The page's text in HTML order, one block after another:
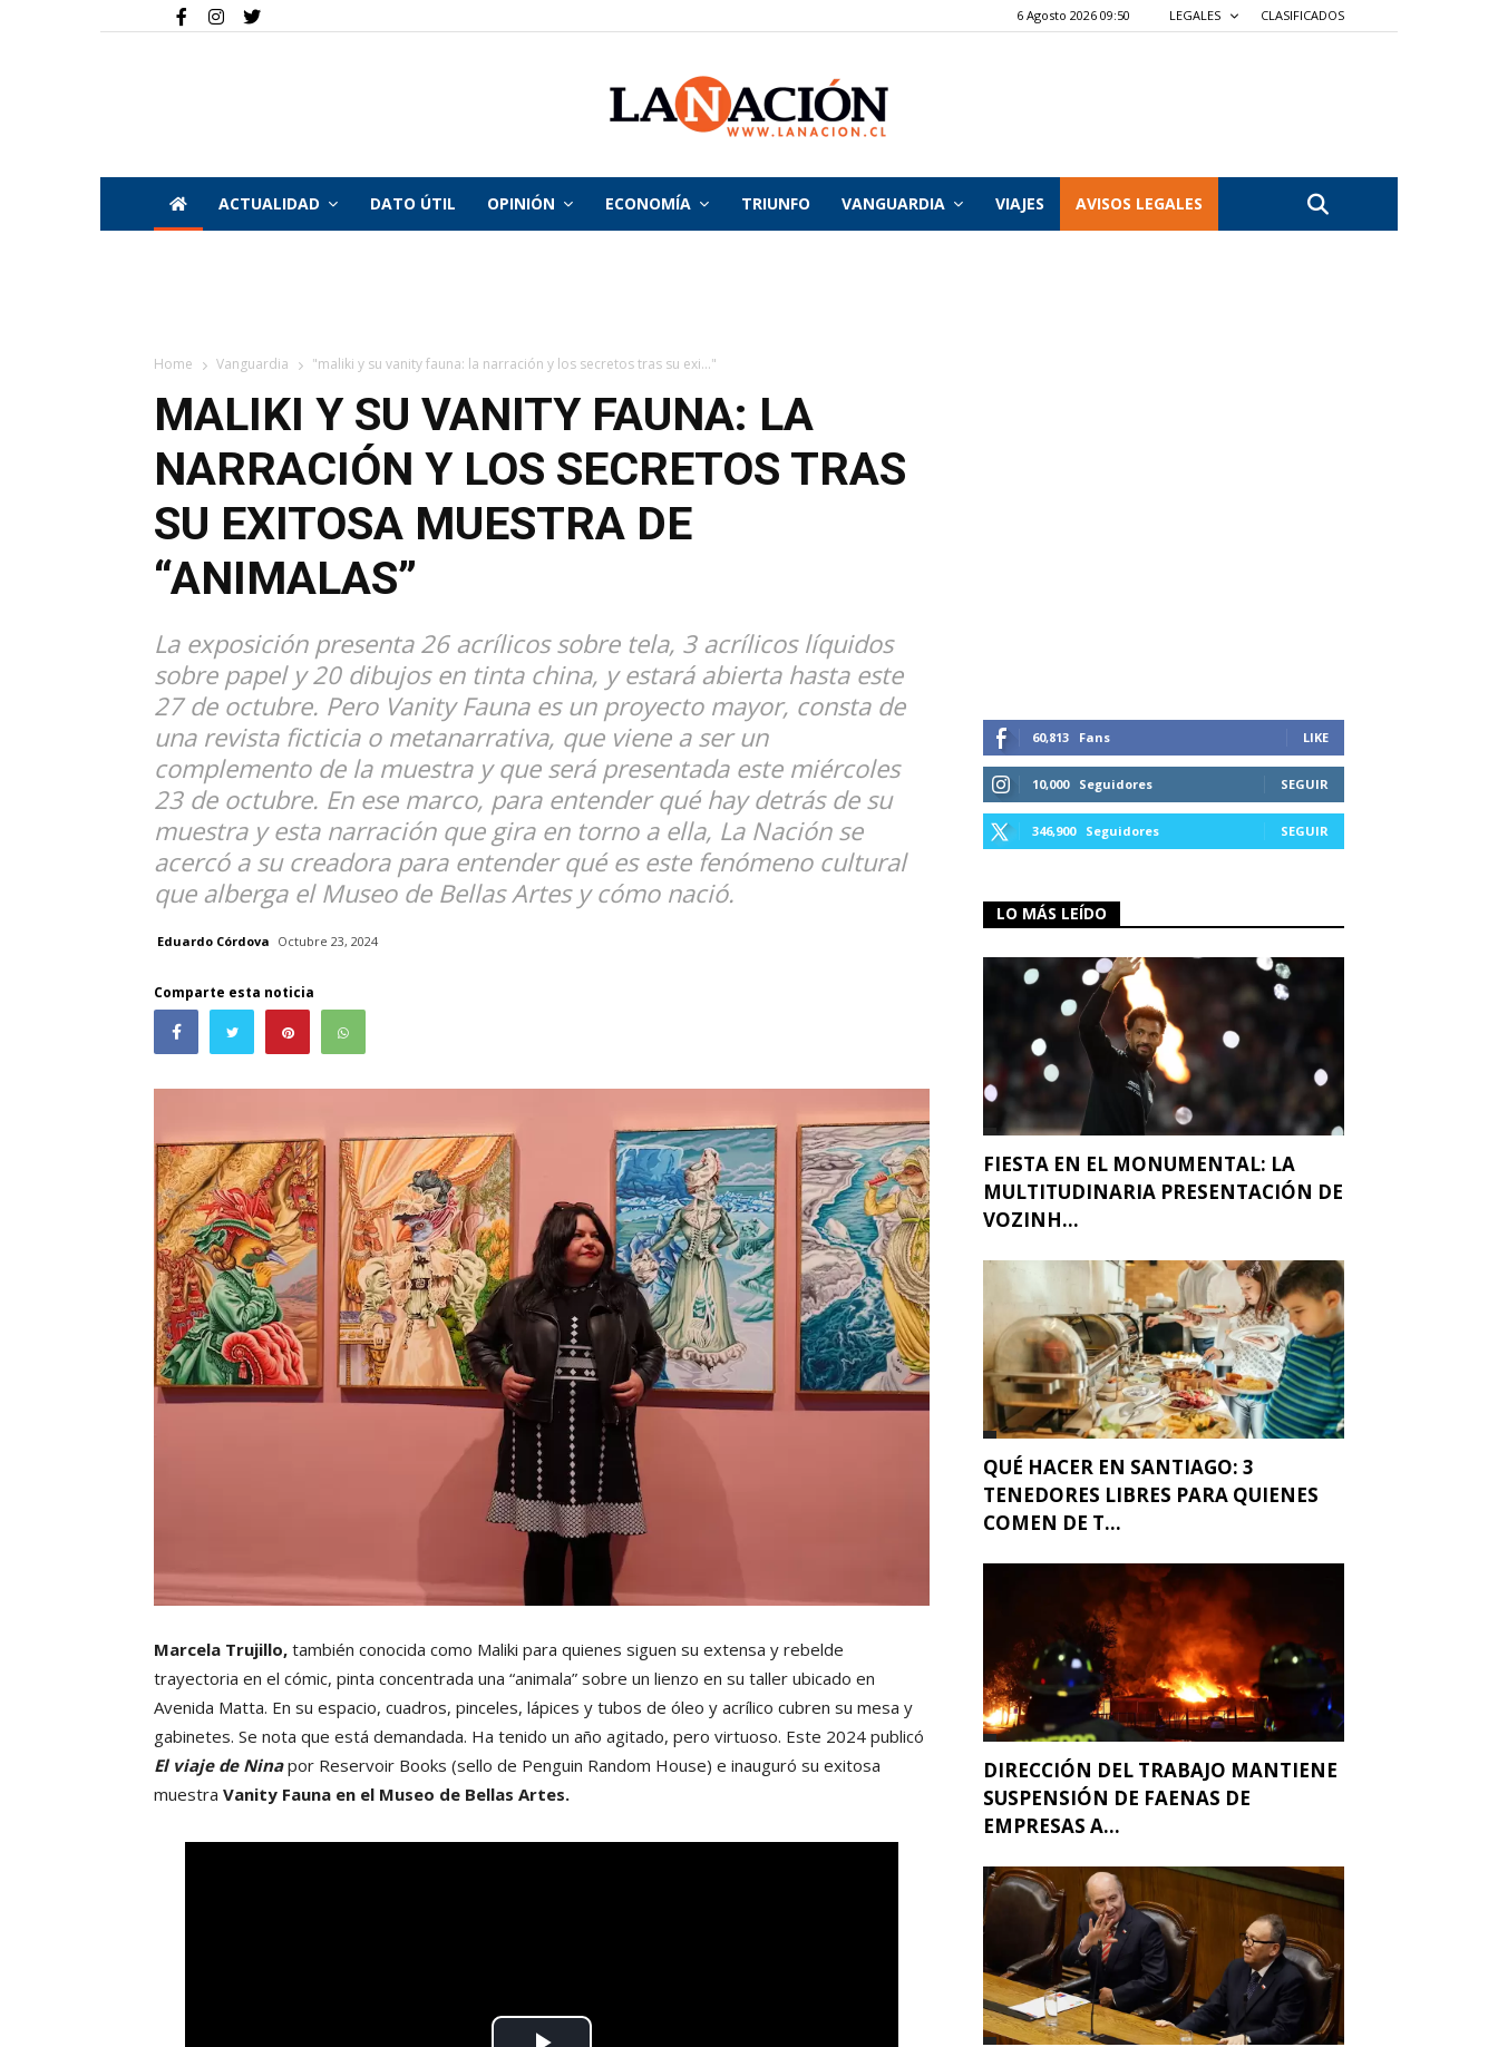
6 Agosto 2026 09:50 LEGALES CLASIFICADOS
La
ACTUALIDAD DATO ÚTIL OPINIÓN ECONOMÍA TRIUNFO VANGUARDIA VIAJES AVISOS LEGALES
Home Vanguardia "maliki y su vanity fauna: la narración y los secretos tras su exi..."
MALIKI Y SU VANITY FAUNA: LA
NARRACIÓN Y LOS SECRETOS TRAS
SU EXITOSA MUESTRA DE
“ANIMALAS”
La exposición presenta 26 acrílicos sobre tela, 3 acrílicos líquidos
sobre papel y 20 dibujos en tinta china, y estará abierta hasta este
27 de octubre. Pero Vanity Fauna es un proyecto mayor, consta de
una revista ficticia o metanarrativa, que viene a ser un
complemento de la muestra y que será presentada este miércoles
23 de octubre. En ese marco, para entender qué hay detrás de su
muestra y esta narración que gira en torno a ella, La Nación se
acercó a su creadora para entender qué es este fenómeno cultural
que alberga el Museo de Bellas Artes y cómo nació.
Eduardo Córdova Octubre 23, 2024
Comparte esta noticia
Marcela Trujillo, también conocida como Maliki para quienes siguen su extensa y rebelde
trayectoria en el cómic, pinta concentrada una “animala” sobre un lienzo en su taller ubicado en
Avenida Matta. En su espacio, cuadros, pinceles, lápices y tubos de óleo y acrílico cubren su mesa y
gabinetes. Se nota que está demandada. Ha tenido un año agitado, pero virtuoso. Este 2024 publicó
El viaje de Nina por Reservoir Books (sello de Penguin Random House) e inauguró su exitosa
muestra Vanity Fauna en el Museo de Bellas Artes.
60,813 Fans LIKE
10,000 Seguidores SEGUIR
346,900 Seguidores SEGUIR
LO MÁS LEÍDO
FIESTA EN EL MONUMENTAL: LA
MULTITUDINARIA PRESENTACIÓN DE
VOZINH...
QUÉ HACER EN SANTIAGO: 3
TENEDORES LIBRES PARA QUIENES
COMEN DE T...
DIRECCIÓN DEL TRABAJO MANTIENE
SUSPENSIÓN DE FAENAS DE
EMPRESAS A...